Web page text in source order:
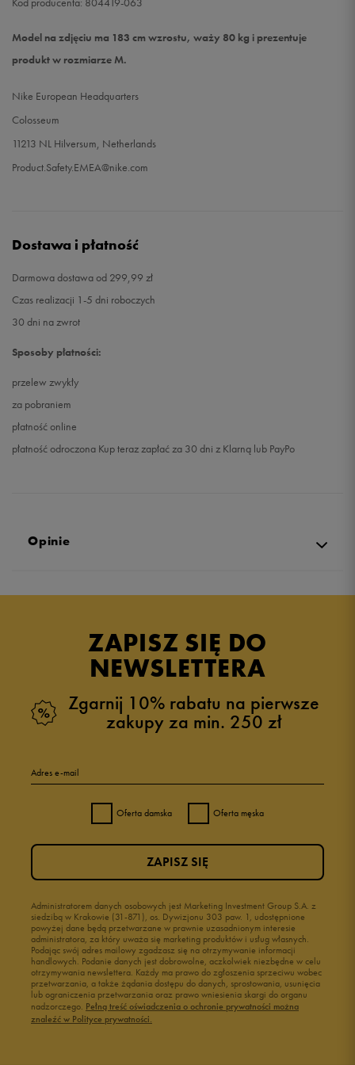
Model na zdjęciu ma 183 cm wzrostu, waży 80 kg i prezentuje
produkt w rozmiarze M.
Nike European Headquarters
Colosseum
11213 NL Hilversum, Netherlands
Product.Safety.EMEA@nike.com
Dostawa i płatność
Darmowa dostawa od 299,99 zł
Czas realizacji 1-5 dni roboczych
30 dni na zwrot
Sposoby płatności:
przelew zwykły
za pobraniem
płatność online
płatność odroczona Kup teraz zapłać za 30 dni z Klarną lub PayPo
Opinie
ZAPISZ SIĘ DO
NEWSLETTERA
Zgarnij 10% rabatu na pierwsze
zakupy za min. 250 zł
Adres e-mail
Oferta damska Oferta męska
Administratorem danych osobowych jest Marketing Investment Group S.A. z
siedzibą w Krakowie (31-871), os. Dywizjonu 303 paw. 1, udostępnione
powyżej dane będą przetwarzane w prawnie uzasadnionym interesie
administratora, za który uważa się marketing produktów i usług własnych.
Podając swój adres mailowy zgadzasz się na otrzymywanie informacji
handlowych. Podanie danych jest dobrowolne, aczkolwiek niezbędne w celu
otrzymywania newslettera. Każdy ma prawo do zgłoszenia sprzeciwu wobec
przetwarzania, a także żądania dostępu do danych, sprostowania, usunięcia
lub ograniczenia przetwarzania oraz prawo wniesienia skargi do organu
nadzorczego. Pełną treść oświadczenia o ochronie prywatności można
znaleźć w Polityce prywatności.
ZAPISZ SIĘ